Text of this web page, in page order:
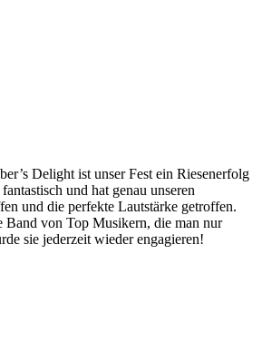
Delight ist unser Fest ein Riesenerfolg
und hat genau unseren
und die perfekte Lautstärke getroffen.
Band von Top Musikern, die man nur
sie jederzeit wieder engagieren!